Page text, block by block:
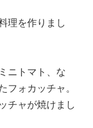
理を作りまし
ニトマト、な
ォカッチャ。
チャが焼けまし